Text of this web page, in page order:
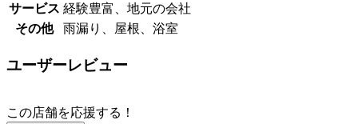
サービス 経験豊富、地元の会社
その他
雨漏り、屋根、浴室
ユーザーレビュー
この店舗を応援する！